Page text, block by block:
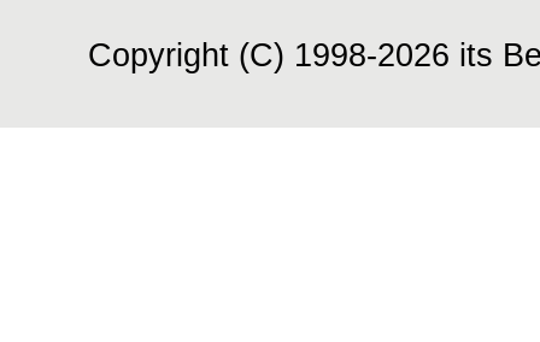
Copyright (C) 1998-2026 its